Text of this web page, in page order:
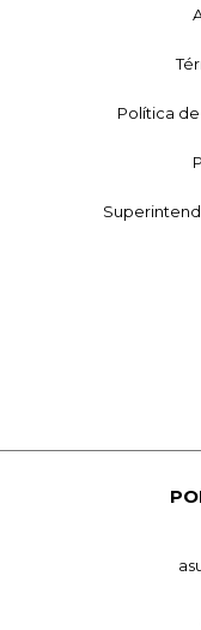
Política